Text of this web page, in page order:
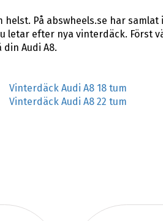
På abswheels.se har samlat
letar efter nya vinterdäck. Först
Audi A8.
Vinterdäck Audi A8 18 tum
Vinterdäck Audi A8 22 tum